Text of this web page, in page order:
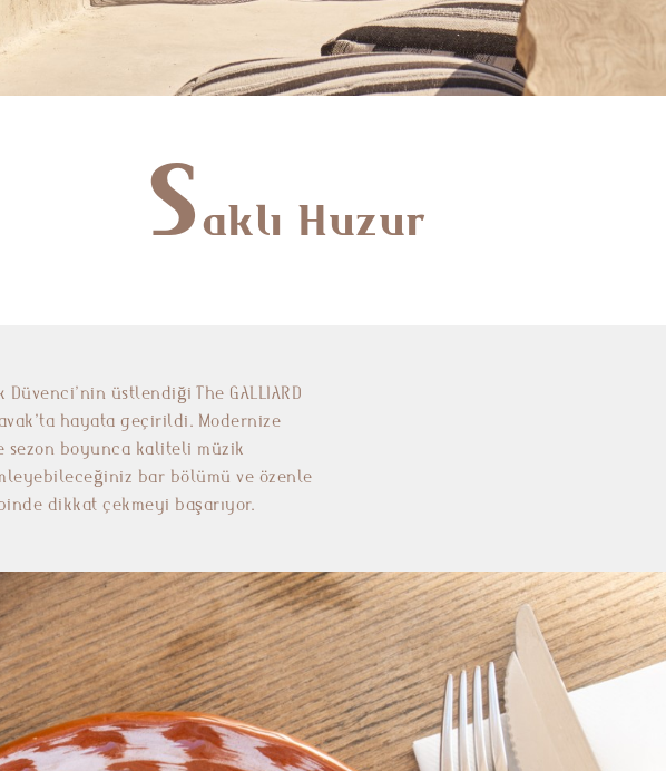
Saklı Huzur
Düvenci’nin üstlendiği The GALLIARD
hayata geçirildi. Modernize
sezon boyunca kaliteli müzik
bar bölümü ve özenle
dikkat çekmeyi başarıyor.